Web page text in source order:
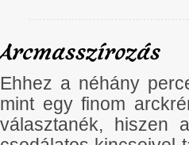
Arcmasszírozás
Ehhez a néhány
mint egy finom
választanék, hiszen